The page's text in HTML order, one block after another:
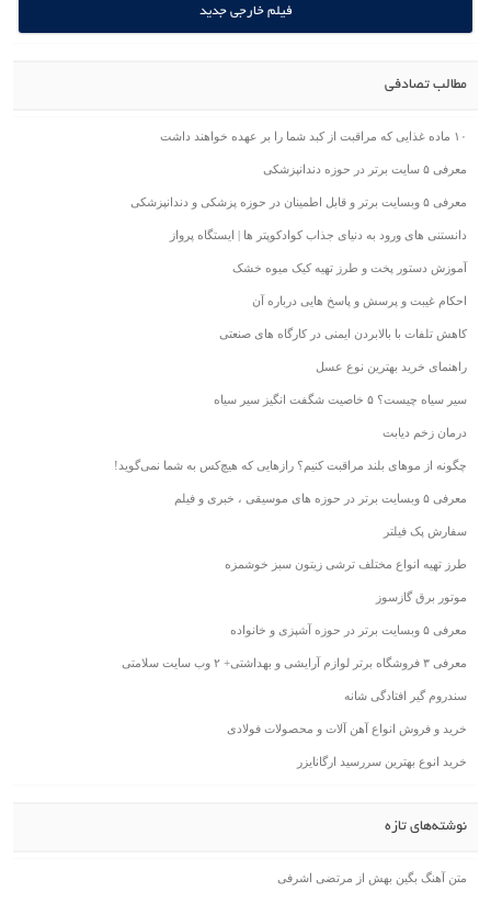
فیلم خارجی جدید
مطالب تصادفی
۱۰ ماده غذایی که مراقبت از کبد شما را بر عهده خواهند داشت
معرفی ۵ سایت برتر در حوزه دندانپزشکی
معرفی ۵ وبسایت برتر و قابل اطمینان در حوزه پزشکی و دندانپزشکی
دانستنی های ورود به دنیای جذاب کوادکوپتر ها | ایستگاه پرواز
آموزش دستور پخت و طرز تهیه کیک میوه خشک
احکام غیبت و پرسش و پاسخ هایی درباره آن
کاهش تلفات با بالابردن ایمنی در کارگاه های صنعتی
راهنمای خرید بهترین نوع عسل
سیر سیاه چیست؟ ۵ خاصیت شگفت انگیز سیر سیاه
درمان زخم دیابت
چگونه از موهای بلند مراقبت کنیم؟ رازهایی که هیچ‌کس به شما نمی‌گوید!
معرفی ۵ وبسایت برتر در حوزه های موسیقی ، خبری و فیلم
سفارش پک فیلتر
طرز تهیه انواع مختلف ترشی زیتون سبز خوشمزه
موتور برق گازسوز
معرفی ۵ وبسایت برتر در حوزه آشپزی و خانواده
معرفی ۳ فروشگاه برتر لوازم آرایشی و بهداشتی+ ۲ وب سایت سلامتی
سندروم گیر افتادگی شانه
خرید و فروش انواع آهن آلات و محصولات فولادی
خرید انوع بهترین سررسید ارگانایزر
نوشته‌های تازه
متن آهنگ بگین بهش از مرتضی اشرفی